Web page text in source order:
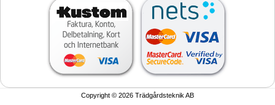
Copyright © 2026 Trädgårdsteknik AB